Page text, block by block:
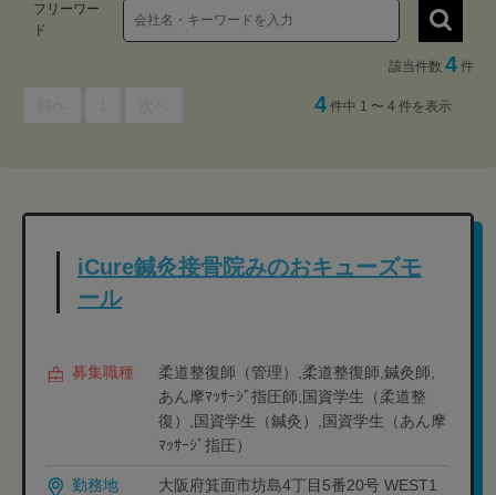
フリーワー
ド
該当件数 4 件
4 件中 1 〜 4 件を表示
iCure鍼灸接骨院みのおキューズモ
ール
募集職種
柔道整復師（管理）,柔道整復師,鍼灸師,
あん摩ﾏｯｻｰｼﾞ指圧師,国資学生（柔道整
復）,国資学生（鍼灸）,国資学生（あん摩
ﾏｯｻｰｼﾞ指圧）
勤務地
大阪府箕面市坊島4丁目5番20号 WEST1